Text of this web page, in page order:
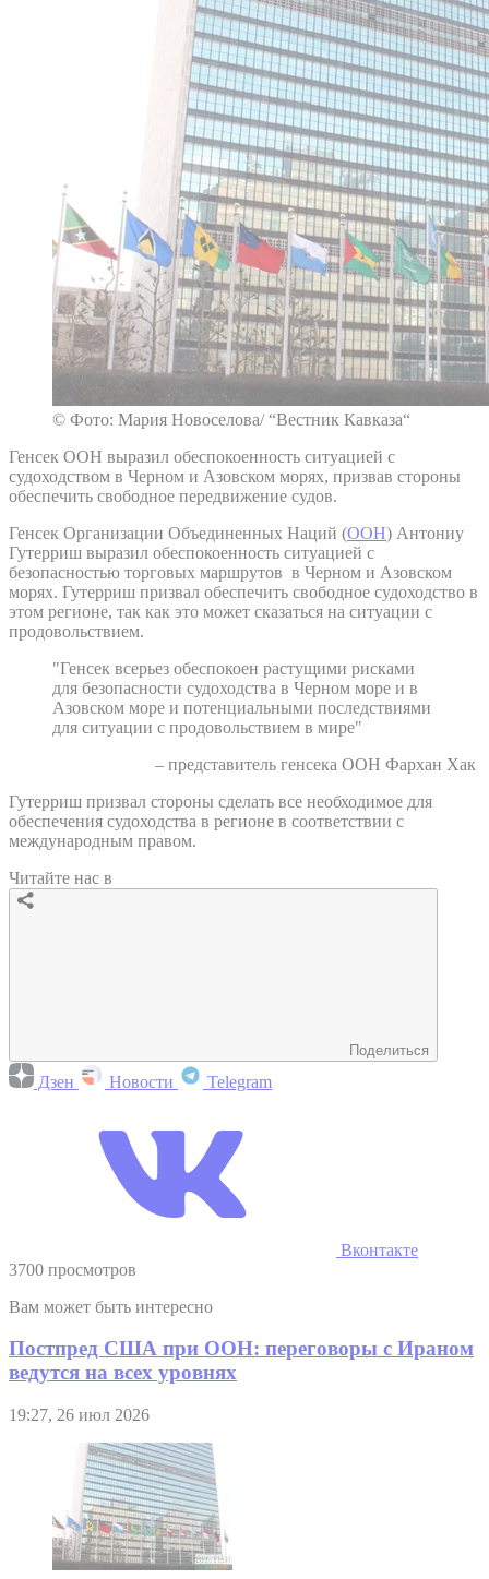
© Фото: Мария Новоселова/ “Вестник Кавказа“
Генсек ООН выразил обеспокоенность ситуацией с
судоходством в Черном и Азовском морях, призвав стороны
обеспечить свободное передвижение судов.
Генсек Организации Объединенных Наций (ООН) Антониу
Гутерриш выразил обеспокоенность ситуацией с
безопасностью торговых маршрутов в Черном и Азовском
морях. Гутерриш призвал обеспечить свободное судоходство в
этом регионе, так как это может сказаться на ситуации с
продовольствием.
"Генсек всерьез обеспокоен растущими рисками
для безопасности судоходства в Черном море и в
Азовском море и потенциальными последствиями
для ситуации с продовольствием в мире"
– представитель генсека ООН Фархан Хак
Гутерриш призвал стороны сделать все необходимое для
обеспечения судоходства в регионе в соответствии с
международным правом.
Читайте нас в
Поделиться
Дзен Новости Telegram
Вконтакте
3700 просмотров
Вам может быть интересно
Постпред США при ООН: переговоры с Ираном
ведутся на всех уровнях
19:27, 26 июл 2026